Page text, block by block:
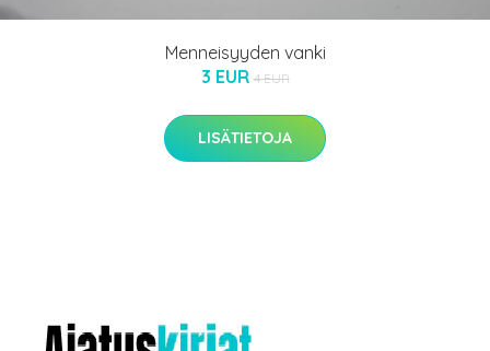
Menneisyyden vanki
3 EUR 4 EUR
LISÄTIETOJA